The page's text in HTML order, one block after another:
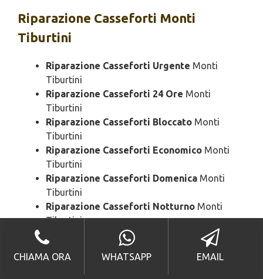
Riparazione Casseforti Monti
Tiburtini
Riparazione Casseforti Urgente Monti
Tiburtini
Riparazione Casseforti 24 Ore Monti
Tiburtini
Riparazione Casseforti Bloccato Monti
Tiburtini
Riparazione Casseforti Economico Monti
Tiburtini
Riparazione Casseforti Domenica Monti
Tiburtini
Riparazione Casseforti Notturno Monti
Tiburtini
Riparazione Casseforti Rapido
Monti
Riparazione Casseforti SOS
Monti Tiburtini
Riparazione Casseforti Prezzo
CHIAMA ORA WHATSAPP EMAIL